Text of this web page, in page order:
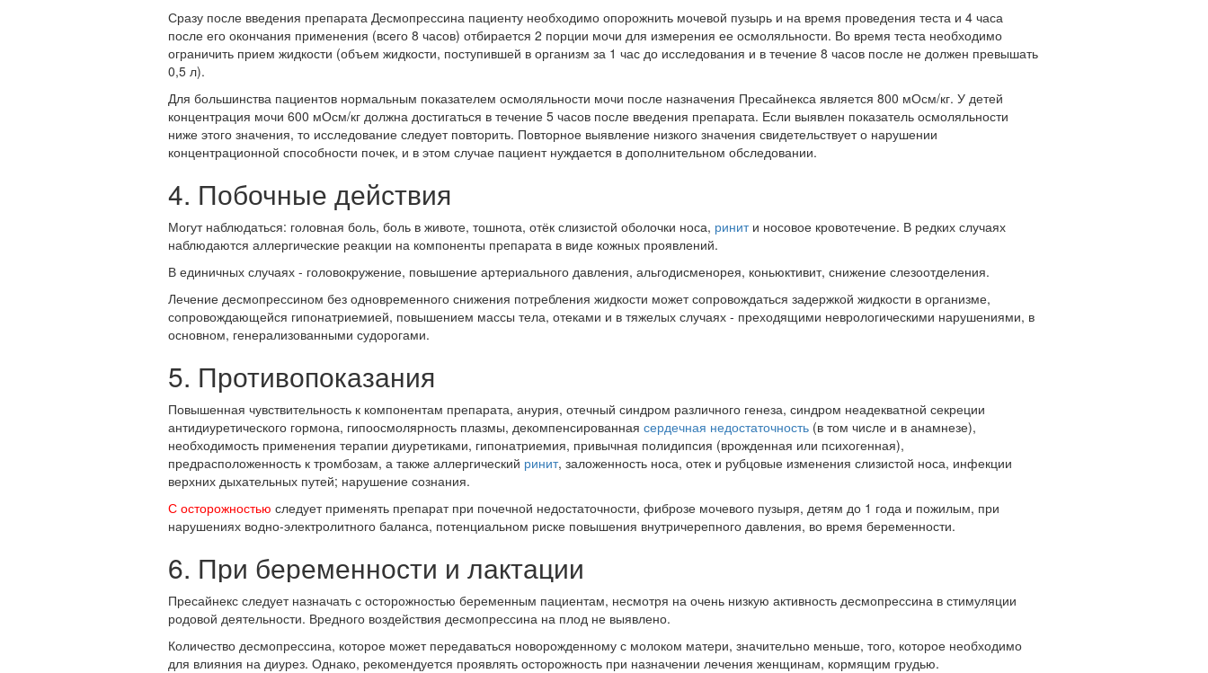
Сразу после введения препарата Десмопрессина пациенту необходимо опорожнить мочевой пузырь и на время проведения теста и 4 часа
после его окончания применения (всего 8 часов) отбирается 2 порции мочи для измерения ее осмоляльности. Во время теста необходимо
ограничить прием жидкости (объем жидкости, поступившей в организм за 1 час до исследования и в течение 8 часов после не должен превышать
0,5 л).
Для большинства пациентов нормальным показателем осмоляльности мочи после назначения Пресайнекса является 800 мОсм/кг. У детей
концентрация мочи 600 мОсм/кг должна достигаться в течение 5 часов после введения препарата. Если выявлен показатель осмоляльности
ниже этого значения, то исследование следует повторить. Повторное выявление низкого значения свидетельствует о нарушении
концентрационной способности почек, и в этом случае пациент нуждается в дополнительном обследовании.
4. Побочные действия
Могут наблюдаться: головная боль, боль в животе, тошнота, отёк слизистой оболочки носа, ринити носовое кровотечение. В редких случаях
наблюдаются аллергические реакции на компоненты препарата в виде кожных проявлений.
В единичных случаях - головокружение, повышение артериального давления, альгодисменорея, коньюктивит, снижение слезоотделения.
Лечение десмопрессином без одновременного снижения потребления жидкости может сопровождаться задержкой жидкости в организме,
сопровождающейся гипонатриемией, повышением массы тела, отеками и в тяжелых случаях - преходящими неврологическими нарушениями, в
основном, генерализованными судорогами.
5. Противопоказания
Повышенная чувствительность к компонентам препарата, анурия, отечный синдром различного генеза, синдром неадекватной секреции
антидиуретического гормона, гипоосмолярность плазмы, декомпенсированная сердечная недостаточность (в том числе и в анамнезе),
необходимость применения терапии диуретиками, гипонатриемия, привычная полидипсия (врожденная или психогенная),
предрасположенность к тромбозам, а также аллергический ринит, заложенность носа, отек и рубцовые изменения слизистой носа, инфекции
верхних дыхательных путей; нарушение сознания.
С осторожностью следует применять препарат при почечной недостаточности, фиброзе мочевого пузыря, детям до 1 года и пожилым, при
нарушениях водно-электролитного баланса, потенциальном риске повышения внутричерепного давления, во время беременности.
6. При беременности и лактации
Пресайнекс следует назначать с осторожностью беременным пациентам, несмотря на очень низкую активность десмопрессина в стимуляции
родовой деятельности. Вредного воздействия десмопрессина на плод не выявлено.
Количество десмопрессина, которое может передаваться новорожденному с молоком матери, значительно меньше, того, которое необходимо
для влияния на диурез. Однако, рекомендуется проявлять осторожность при назначении лечения женщинам, кормящим грудью.